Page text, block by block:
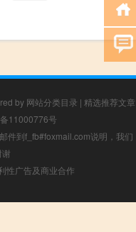
by 网站分类目录 | 精选推荐文章
11000776号
件到f_fb#foxmail.com说明，我们
性广告及商业合作